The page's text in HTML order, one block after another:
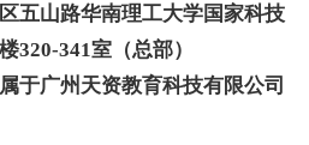
五山路华南理工大学国家科技
320-341室（总部）
于广州天资教育科技有限公司